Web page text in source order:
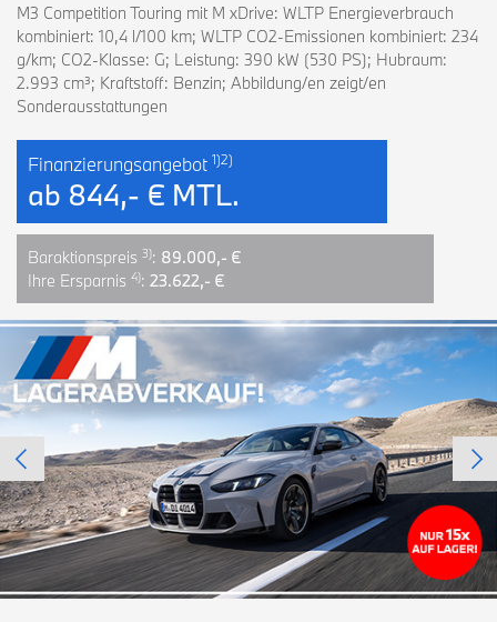
M3 Competition Touring mit M xDrive: WLTP Energieverbrauch
kombiniert: 10,4 l/100 km; WLTP CO2-Emissionen kombiniert: 234
g/km; CO2-Klasse: G; Leistung: 390 kW (530 PS); Hubraum:
2.993 cm³; Kraftstoff: Benzin; Abbildung/en zeigt/en
Sonderausstattungen
Finanzierungsangebot 1)2)
ab 844,- € MTL.
Baraktionspreis 3): 89.000,- €
Ihre Ersparnis 4): 23.622,- €